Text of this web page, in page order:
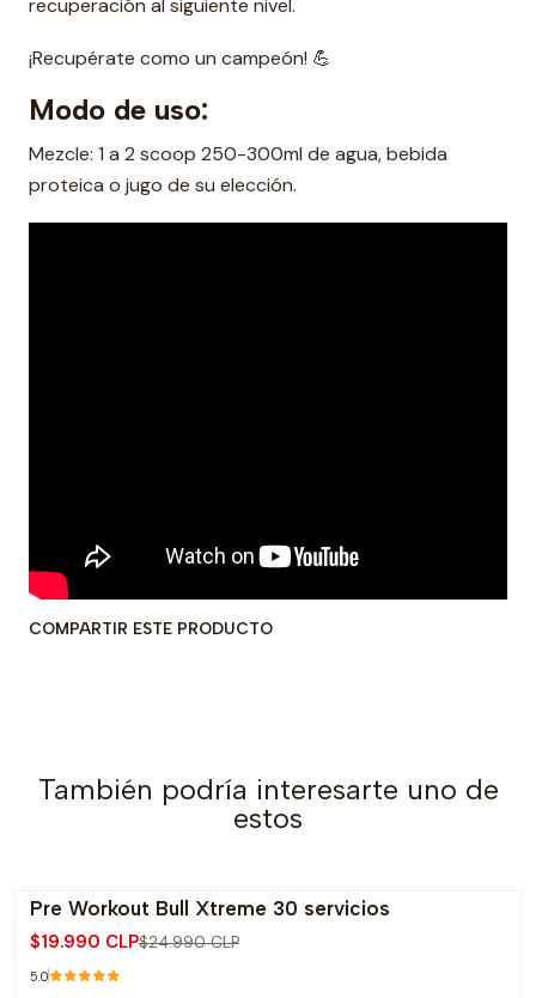
recuperación al siguiente nivel.
¡Recupérate como un campeón! 💪
Modo de uso:
Mezcle: 1 a 2 scoop 250-300ml de agua, bebida
proteica o jugo de su elección.
COMPARTIR ESTE PRODUCTO
También podría interesarte uno de
estos
-20% OFF
Pre Workout Bull Xtreme 30 servicios
$19.990 CLP$24.990 CLP
5.0